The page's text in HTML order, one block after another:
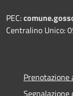
PEC:
Centralino Unico:
Segnalazione